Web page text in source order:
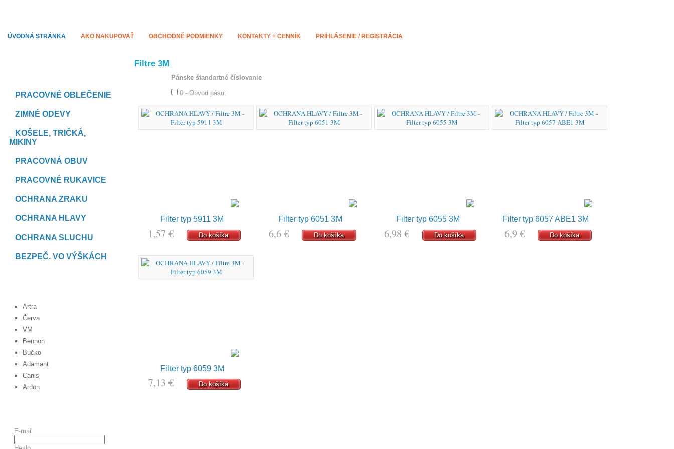
ÚVODNÁ STRÁNKA AKO NAKUPOVAŤ OBCHODNÉ PODMIENKY KONTAKTY + CENNÍK PRIHLÁSENIE / REGISTRÁCIA
PRACOVNÉ OBLEČENIE
ZIMNÉ ODEVY
KOŠELE, TRIČKÁ,
MIKINY
PRACOVNÁ OBUV
PRACOVNÉ RUKAVICE
OCHRANA ZRAKU
OCHRANA HLAVY
OCHRANA SLUCHU
BEZPEČ. VO VÝŠKÁCH
Artra
Červa
VM
Bennon
Bučko
Adamant
Canis
Ardon
E-mail
Filtre 3M
Pánske štandartné číslovanie
0 - Obvod pásu:
Filter typ 5911 3M
1,57 € Do košíka
Filter typ 6051 3M
6,6 € Do košíka
Filter typ 6055 3M
6,98 € Do košíka
Filter typ 6057 ABE1 3M
6,9 € Do košíka
Filter typ 6059 3M
7,13 € Do košíka